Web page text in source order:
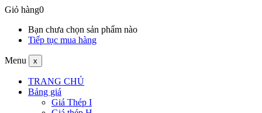
Giỏ hàng0
Bạn chưa chọn sản phẩm nào
Tiếp tục mua hàng
Menu x
TRANG CHỦ
Bảng giá
Giá Thép I